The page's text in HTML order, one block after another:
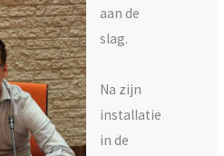
aan de
slag.
Na zijn
installatie
in de